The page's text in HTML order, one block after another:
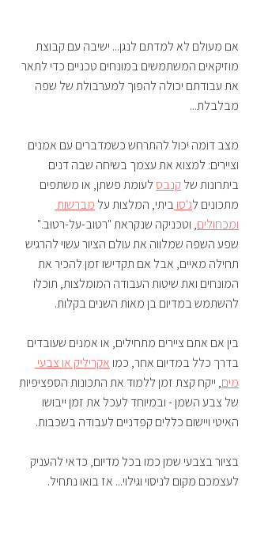
אם מעולם לא למדתם לנגן... ישיבה עם קבוצת
מוזיקאים המשתמשים במונחים טכניים כדי לתאר
את עבודתם יכולה להפוך למערבולת של שפה
מבלבלת...
מצב דומה יכול להתרחש כשמדברים עם אמנים
וציירים: למצוא את עצמך בשיחה שבה דנים
ביתרונות של קנבס לעומת פשתן, או משתפים
מתכונים לג'סו ביתי, המלצות על מברשות
ומכחולים , וטכניקה שנקראת "רטוב-על-רטוב."
שפע השפה שמלווה את עולם הציור עשוי להרגיש
תחילה מאיים, אבל אם תקדישו זמן להכיר את
המונחים ואת שיטות העבודה המומלצות, תוכלו
להשתמש במדיום בן מאות השנים בקלות.
בין אם אתם ציירים מתחילים, או אמנים שעובדים
בדרך כלל במדיום אחר, כמו אקריליק או צבעי
מים , ייקח קצת זמן ללמוד את התכונות הספציפיות
של צבע השמן - ובמיוחד לעכל את זמן ייבושו
האיטי ויישום כללים קפדניים לעבודה בשכבות.
בציור בצבעי שמן כמו בכל מדיום, כדאי להעניק
לעצמכם מקום לניסוי וגילוי... אז בואו נתחיל.